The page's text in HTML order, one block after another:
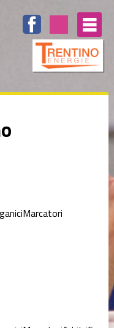
Marcatori